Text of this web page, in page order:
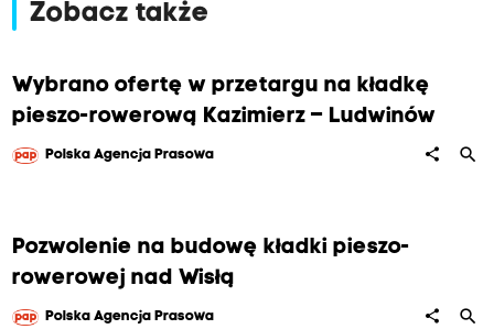
Zobacz także
Wybrano ofertę w przetargu na kładkę
pieszo-rowerową Kazimierz – Ludwinów
Polska Agencja Prasowa share search
Pozwolenie na budowę kładki pieszo-
rowerowej nad Wisłą
Polska Agencja Prasowa share search